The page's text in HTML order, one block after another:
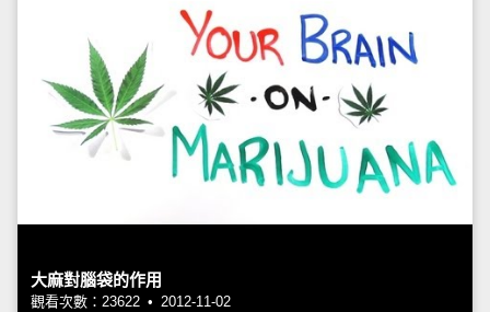
大麻對腦袋的作用
觀看次數：23622 • 2012-11-02